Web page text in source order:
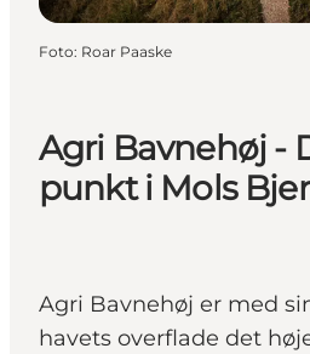
Agri Bavnehøj -
punkt i Mols
Agri Bavnehøj er med
havets overflade det
Foto: Roar Paaske